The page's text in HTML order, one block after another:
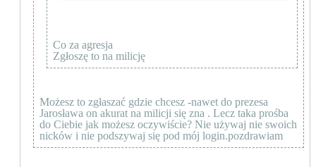
Co za agresja
Zgłoszę to na milicję
Możesz to zgłaszać gdzie chcesz -nawet do prezesa
Jarosława on akurat na milicji się zna . Lecz taka prośba
do Ciebie jak możesz oczywiście? Nie używaj nie swoich
nicków i nie podszywaj się pod mój login.pozdrawiam